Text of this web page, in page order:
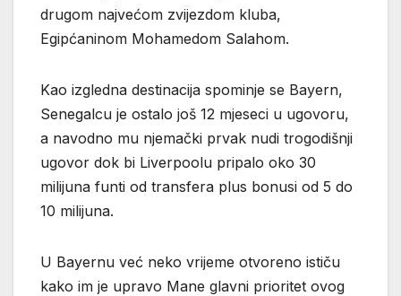
drugom najvećom zvijezdom kluba,
Egipćaninom Mohamedom Salahom.
Kao izgledna destinacija spominje se Bayern,
Senegalcu je ostalo još 12 mjeseci u ugovoru,
a navodno mu njemački prvak nudi trogodišnji
ugovor dok bi Liverpoolu pripalo oko 30
milijuna funti od transfera plus bonusi od 5 do
10 milijuna.
U Bayernu već neko vrijeme otvoreno ističu
kako im je upravo Mane glavni prioritet ovog